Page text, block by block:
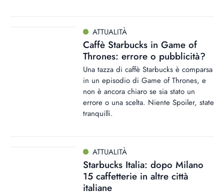
ATTUALITÀ
Caffè Starbucks in Game of
Thrones: errore o pubblicità?
Una tazza di caffè Starbucks è comparsa
in un episodio di Game of Thrones, e
non è ancora chiaro se sia stato un
errore o una scelta. Niente Spoiler, state
tranquilli.
ATTUALITÀ
Starbucks Italia: dopo Milano
15 caffetterie in altre città
italiane